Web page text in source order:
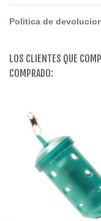
Politica de
LOS CLIENTES QUE
COMPRADO: